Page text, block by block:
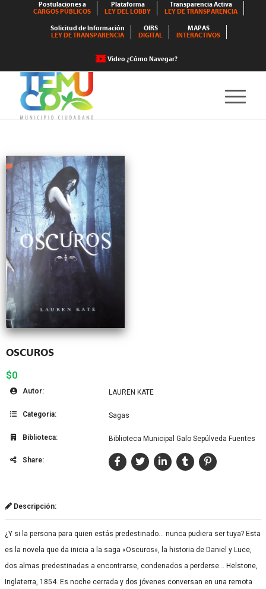
Postulaciones a
CARGOS PÚBLICOS
Plataforma
LEY DEL LOBBY
Transparencia Activa
LEY DE TRANSPARENCIA
Solicitud de Información
LEY DE TRANSPARENCIA
OIRS
DIGITAL
MAPAS
INTERACTIVOS
Video ¿Cómo Navegar?
OSCUROS
$0
Autor: LAUREN KATE
Categoría: Sagas
Biblioteca: Biblioteca Municipal Galo Sepúlveda Fuentes
Share:
Descripción:
¿Y si la persona para quien estás predestinado… nunca pudiera ser tuya? Esta
es la novela que da inicia a la saga «Oscuros», la historia de Daniel y Luce,
dos almas predestinadas a encontrarse, condenados a perderse… Helstone,
Inglaterra, 1854. Es noche cerrada y dos jóvenes conversan en una remota